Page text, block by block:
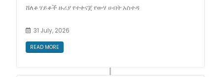
ሸለቆ ሃይቆች ዙሪያ የተቀናጀ የውሃ ሀብት አስተዳ
31 July, 2026
READ MORE